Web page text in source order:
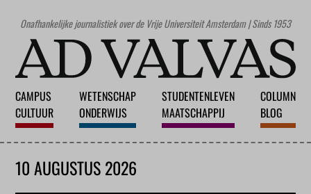
Onafhankelijke journalistiek over de Vrije Universiteit Amsterdam | Sinds 1953
CAMPUS
CULTUUR
WETENSCHAP
ONDERWIJS
STUDENTENLEVEN
MAATSCHAPPIJ
COLUMN
BLOG
10 AUGUSTUS 2026